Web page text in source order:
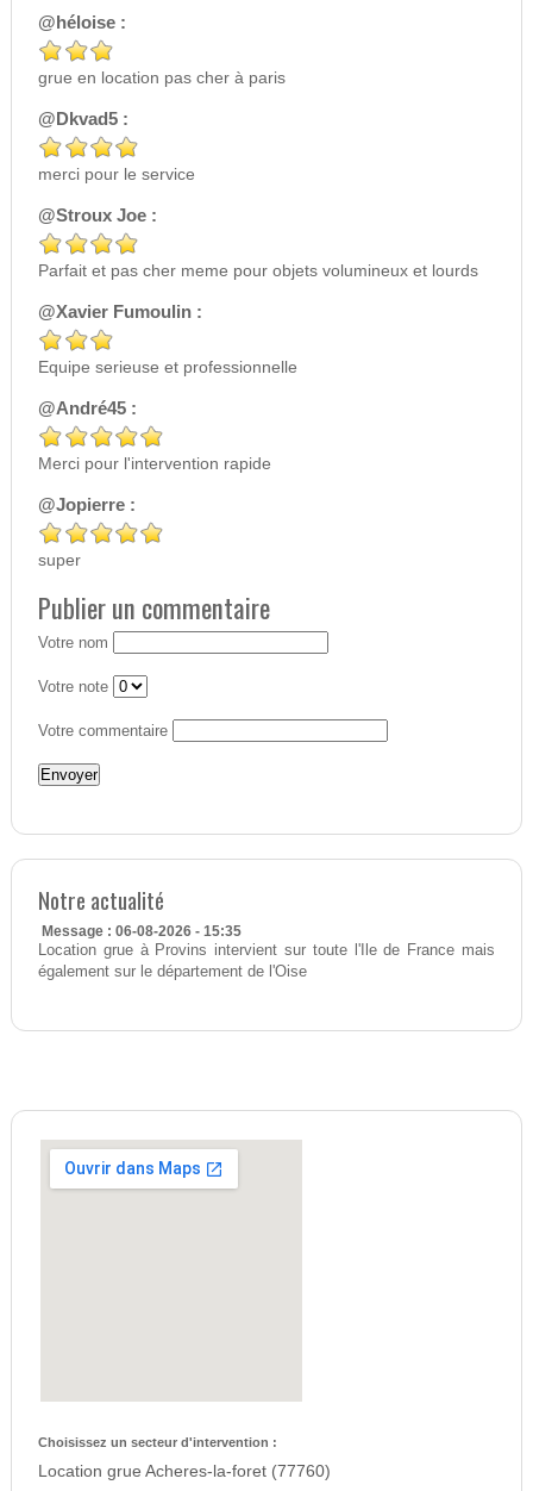
@héloise :
grue en location pas cher à paris
@Dkvad5 :
merci pour le service
@Stroux Joe :
Parfait et pas cher meme pour objets volumineux et lourds
@Xavier Fumoulin :
Equipe serieuse et professionnelle
@André45 :
Merci pour l'intervention rapide
@Jopierre :
super
Publier un commentaire
Votre nom
Votre note
Votre commentaire
Notre actualité
Message : 06-08-2026 - 15:35
Location grue à Provins intervient sur toute l'Ile de France mais
également sur le département de l'Oise
Choisissez un secteur d'intervention :
Location grue Acheres-la-foret (77760)